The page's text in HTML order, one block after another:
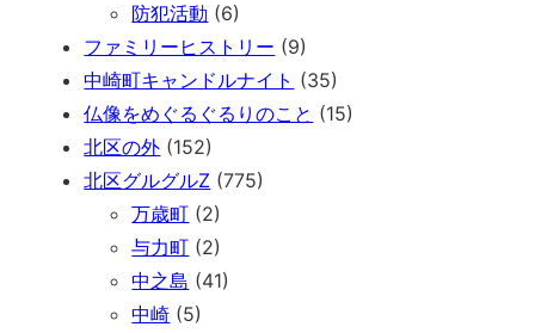
防犯活動 (6)
ファミリーヒストリー (9)
中崎町キャンドルナイト (35)
仏像をめぐるぐるりのこと (15)
北区の外 (152)
北区グルグルZ (775)
万歳町 (2)
与力町 (2)
中之島 (41)
中崎 (5)